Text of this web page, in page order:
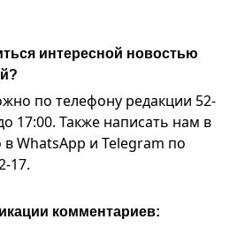
интересной новостью
по телефону редакции 52-
17:00. Также написать нам в
WhatsApp и Telegram по
17.
комментариев: